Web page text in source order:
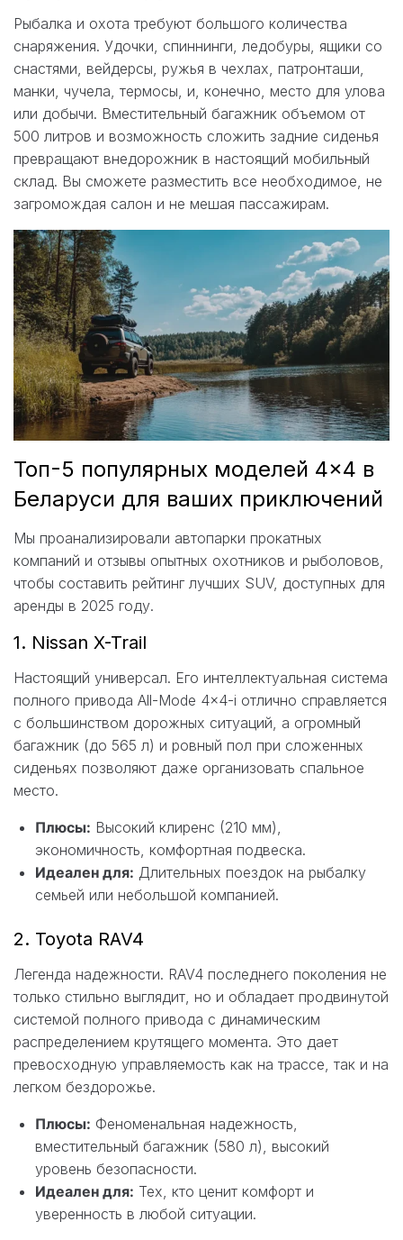
Рыбалка и охота требуют большого количества
снаряжения. Удочки, спиннинги, ледобуры, ящики со
снастями, вейдерсы, ружья в чехлах, патронташи,
манки, чучела, термосы, и, конечно, место для улова
или добычи. Вместительный багажник объемом от
500 литров и возможность сложить задние сиденья
превращают внедорожник в настоящий мобильный
склад. Вы сможете разместить все необходимое, не
загромождая салон и не мешая пассажирам.
Топ-5 популярных моделей 4×4 в
Беларуси для ваших приключений
Мы проанализировали автопарки прокатных
компаний и отзывы опытных охотников и рыболовов,
чтобы составить рейтинг лучших SUV, доступных для
аренды в 2025 году.
1. Nissan X-Trail
Настоящий универсал. Его интеллектуальная система
полного привода All-Mode 4×4-i отлично справляется
с большинством дорожных ситуаций, а огромный
багажник (до 565 л) и ровный пол при сложенных
сиденьях позволяют даже организовать спальное
место.
Плюсы: Высокий клиренс (210 мм),
экономичность, комфортная подвеска.
Идеален для: Длительных поездок на рыбалку
семьей или небольшой компанией.
2. Toyota RAV4
Легенда надежности. RAV4 последнего поколения не
только стильно выглядит, но и обладает продвинутой
системой полного привода с динамическим
распределением крутящего момента. Это дает
превосходную управляемость как на трассе, так и на
легком бездорожье.
Плюсы: Феноменальная надежность,
вместительный багажник (580 л), высокий
уровень безопасности.
Идеален для: Тех, кто ценит комфорт и
уверенность в любой ситуации.